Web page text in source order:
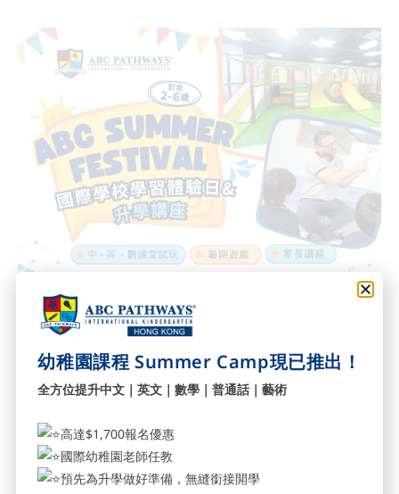
[ABC Summer Festival] 國際學校學習體驗日 & 升學講座 (加
開一場)
2024-04-17
幼稚園課程 Summer Camp現已推出！
全方位提升中文｜英文｜數學｜普通話｜藝術
高達$1,700報名優惠
國際幼稚園老師任教
預先為升學做好準備，無縫銜接開學